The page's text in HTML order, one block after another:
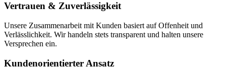
Vertrauen & Zuverlässigkeit
Unsere Zusammenarbeit mit Kunden basiert auf Offenheit und
Verlässlichkeit. Wir handeln stets transparent und halten unsere
Versprechen ein.
Kundenorientierter Ansatz